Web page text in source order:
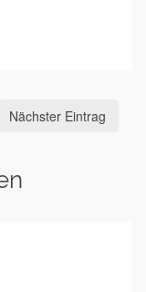
Nächster Eintrag